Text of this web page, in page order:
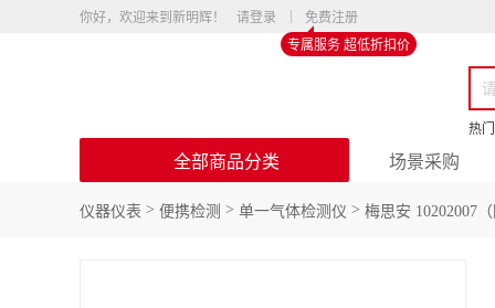
你好，欢迎来到新明辉！ 请登录
免费注册
专属服务 超低折扣价
热
全部商品分类 场景采购
仪器仪表 > 便携检测 > 单一气体检测仪 > 梅思安 10202007